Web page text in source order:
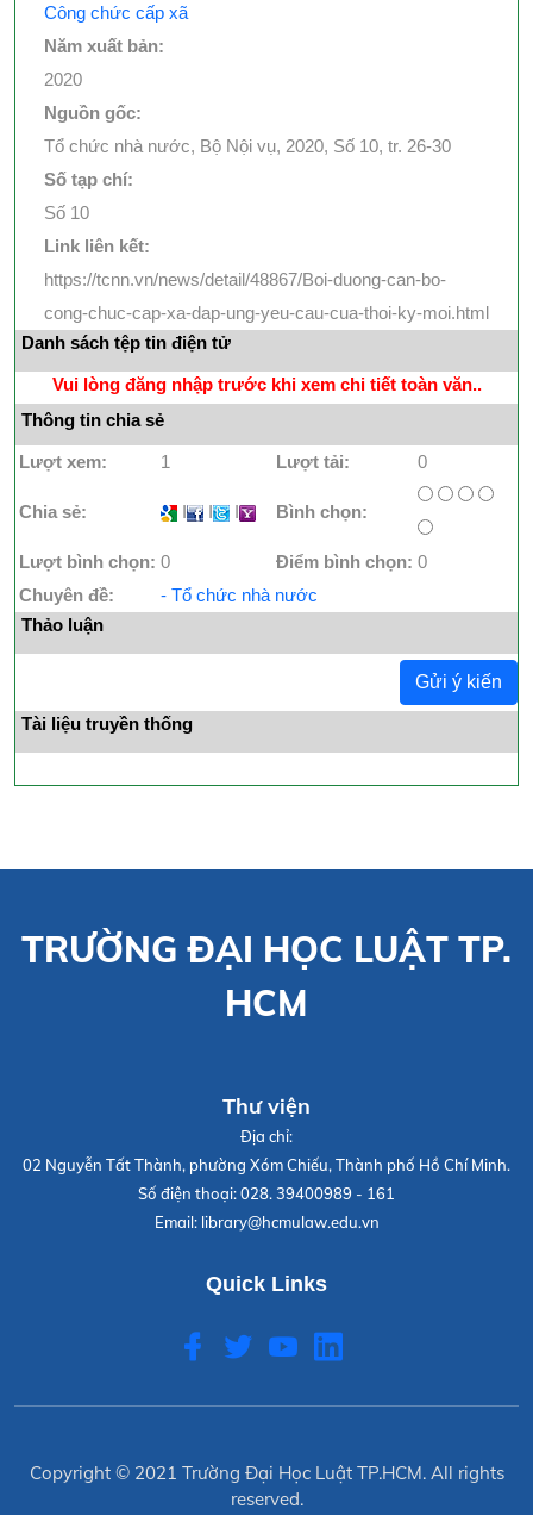
Công chức cấp xã
Năm xuất bản:
2020
Nguồn gốc:
Tổ chức nhà nước, Bộ Nội vụ, 2020, Số 10, tr. 26-30
Số tạp chí:
Số 10
Link liên kết:
https://tcnn.vn/news/detail/48867/Boi-duong-can-bo-
cong-chuc-cap-xa-dap-ung-yeu-cau-cua-thoi-ky-moi.html
Danh sách tệp tin điện tử
Vui lòng đăng nhập trước khi xem chi tiết toàn văn..
Thông tin chia sẻ
Lượt xem: 1 Lượt tải: 0
Chia sẻ: I I I Bình chọn:
Lượt bình chọn: 0 Điểm bình chọn: 0
Chuyên đề:
- Tổ chức nhà nước
Thảo luận
Gửi ý kiến
Tài liệu truyền thống
TRƯỜNG ĐẠI HỌC LUẬT TP.
HCM
Thư viện
Địa chỉ:
02 Nguyễn Tất Thành, phường Xóm Chiếu, Thành phố Hồ Chí Minh.
Số điện thoại:028. 39400989 - 161
Email: library@hcmulaw.edu.vn
Quick Links
Copyright © 2021 Trường Đại Học Luật TP.HCM. All rights
reserved.